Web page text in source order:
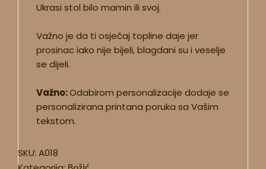
Ukrasi stol bilo mamin ili svoj.
Važno je da ti osjećaj topline daje jer
prosinac iako nije bijeli, blagdani su i veselje
se dijeli.
Važno:Odabirom personalizacije dodaje se
personalizirana printana poruka sa Vašim
tekstom.
SKU: A018